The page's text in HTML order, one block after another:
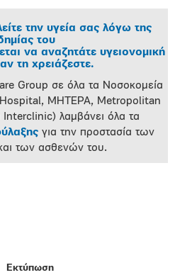
την υγεία σας λόγω της
του
να αναζητάτε υγειονομική
τη χρειάζεστε.
Group σε όλα τα Νοσοκομεία
ΜΗΤΕΡΑ, Metropolitan
λαμβάνει όλα τα
για την προστασία των
των ασθενών του.
Εκτύπωση